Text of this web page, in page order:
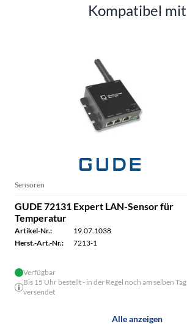
Kompatibel mit
Sensoren
GUDE 72131 Expert LAN-Sensor für
Temperatur
Artikel-Nr.:
19.07.1038
Herst.-Art.-Nr.:
7213-1
Verfügbar
Bis 15 Uhr bestellt - in der Regel noch am selben Tag
versendet
Alle anzeigen